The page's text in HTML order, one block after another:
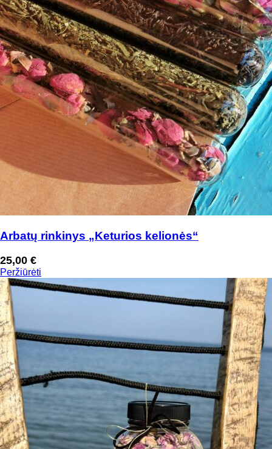
Arbatų rinkinys „Keturios kelionės“
25,00 €
Peržiūrėti